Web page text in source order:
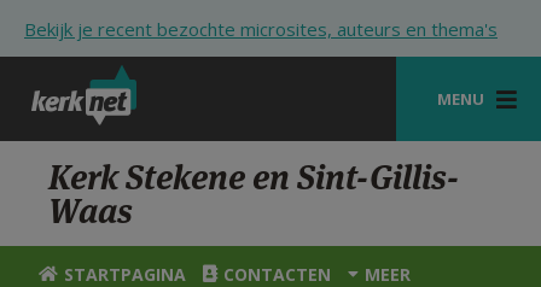
Bekijk je recent bezochte microsites, auteurs en thema's
MENU
STARTPAGINA
KERK
VIERINGEN
Kerk Stekene en Sint-Gillis-
Waas
STARTPAGINA CONTACTEN MEER